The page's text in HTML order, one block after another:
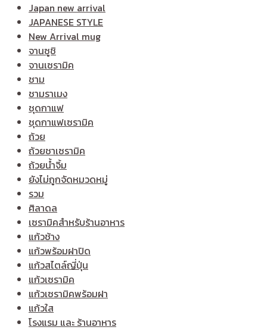
Japan new arrival
JAPANESE STYLE
New Arrival mug
จานซูชิ
จานเซรามิค
ชาม
ชามราเมง
ชุดกาแฟ
ชุดกาแฟเซรามิค
ถ้วย
ถ้วยชาเซรามิค
ถ้วยน้ำจิ้ม
ยังไม่ถูกจัดหมวดหมู่
รวม
ศิลาดล
เซรามิคสำหรับร้านอาหาร
แก้วช้าง
แก้วพร้อมฝาปิด
แก้วสไตล์ญี่ปุ่น
แก้วเซรามิค
แก้วเซรามิคพร้อมฝา
แก้วใส
โรงแรม และ ร้านอาหาร